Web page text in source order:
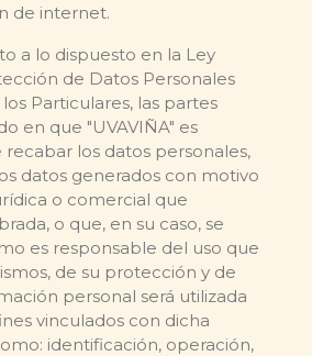
de internet.
a lo dispuesto en la Ley
de Datos Personales
Particulares, las partes
en que "UVAVIÑA" es
los datos personales,
datos generados con motivo
o comercial que
o que, en su caso, se
es responsable del uso que
de su protección y de
personal será utilizada
vinculados con dicha
identificación, operación,